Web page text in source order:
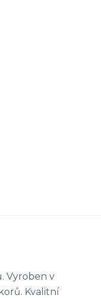
Vyroben v
Kvalitní